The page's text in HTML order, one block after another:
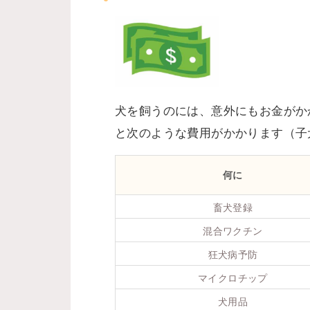
犬を飼うのには、意外にもお金が
と次のような費用がかかります（
何に
畜犬登録
混合ワクチン
狂犬病予防
マイクロチップ
犬用品